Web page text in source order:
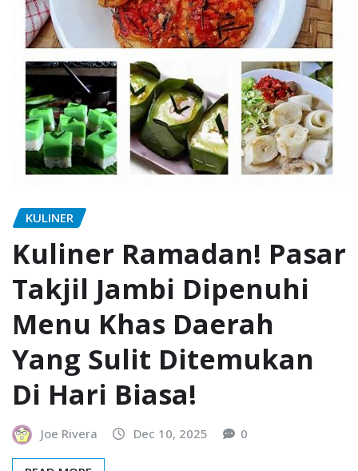
KULINER
Kuliner Ramadan! Pasar
Takjil Jambi Dipenuhi
Menu Khas Daerah
Yang Sulit Ditemukan
Di Hari Biasa!
Joe Rivera Dec 10, 2025 0